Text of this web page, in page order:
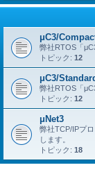
μC3/
弊社RTOS「
トピック: 12
μC3/
弊社RTOS「
トピック: 12
μNet3
弊社TCP/IPプ
します。
トピック: 18